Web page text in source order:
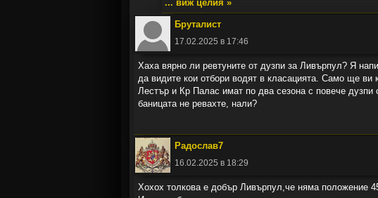
Но няма кой да разтръска PGMOL, щото
... виж целия »
Бруталист
17.02.2025 в 17:46
Хаха вярно ли ревтуните от дузпи за Ливърпул? Я
да видите кои отбори водят в класацията. Само ще
Лестър и Кр Палас имат по два сезона с повече дузпи
баницата не ревахте, нали?
Радослав7
16.02.2025 в 18:29
Хохох толкова е добър Ливърпул,че няма положение